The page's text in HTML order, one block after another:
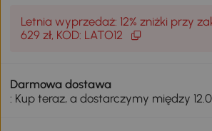
Letnia wyprzedaż: 12% zniżki przy
629 zł, KOD: LATO12
Darmowa dostawa
: Kup teraz, a dostarczymy między